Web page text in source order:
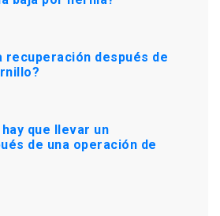
recuperación después de
que llevar un
de una operación de